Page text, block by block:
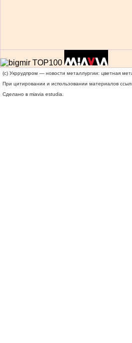
(c) Укррудпром — новости металлургии: цветная
При цитировании и использовании материалов
Сделано в miavia estudia.